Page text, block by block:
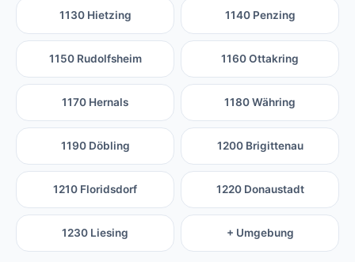
1130 Hietzing 1140 Penzing
1150 Rudolfsheim 1160 Ottakring
1170 Hernals 1180 Währing
1190 Döbling 1200 Brigittenau
1210 Floridsdorf 1220 Donaustadt
1230 Liesing + Umgebung